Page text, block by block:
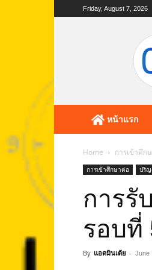
Friday, August 7, 2026
เว็บไซต์
หน้าแรก
Home การเข้าศึก
การเข้าศึกษาต่อ ปริ
การรั
รอบที่
By แอดมินเต้ย - June